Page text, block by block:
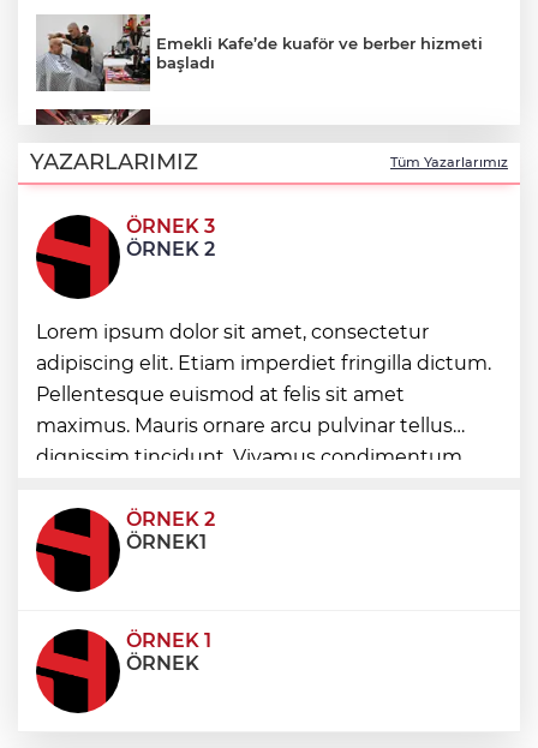
Emekli Kafe’de kuaför ve berber hizmeti
başladı
Toplu taşımaya sıkı denetim
Esnaf odalarından ortak açıklama
Altınoluk Alevi Kültür ve Sanat Festivali
renkli anlara sahne oldu
Arbil Akın kadın muhtarlarla buluştu
YAZARLARIMIZ Tüm Yazarlarımız
ÖRNEK 3
ÖRNEK 2
Lorem ipsum dolor sit amet, consectetur
adipiscing elit. Etiam imperdiet fringilla dictum.
Pellentesque euismod at felis sit amet
maximus. Mauris ornare arcu pulvinar tellus
dignissim tincidunt. Vivamus condimentum
condimentum eros et, faucibus sapien. Praese
ÖRNEK 2
ÖRNEK1
ÖRNEK 1
ÖRNEK